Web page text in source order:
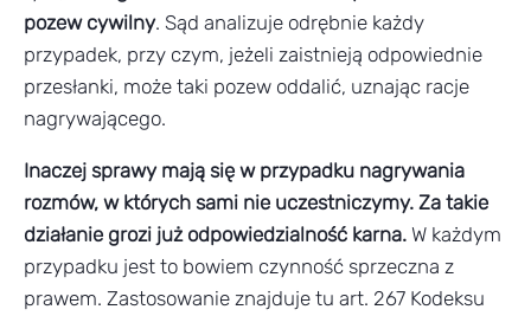
pozew cywilny. Sąd analizuje odrębnie każdy
przypadek, przy czym, jeżeli zaistnieją odpowiednie
przesłanki, może taki pozew oddalić, uznając racje
nagrywającego.
Inaczej sprawy mają się w przypadku nagrywania
rozmów, w których sami nie uczestniczymy. Za takie
działanie grozi już odpowiedzialność karna. W każdym
przypadku jest to bowiem czynność sprzeczna z
prawem. Zastosowanie znajduje tu art. 267 Kodeksu